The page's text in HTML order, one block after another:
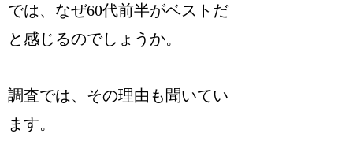
では、なぜ60代前半がベストだ
と感じるのでしょうか。
調査では、その理由も聞いてい
ます。